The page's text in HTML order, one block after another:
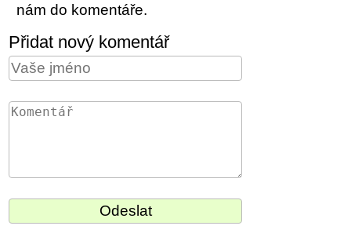
nám do komentáře.
Přidat nový komentář